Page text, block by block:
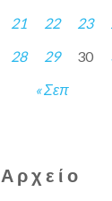
« Σεπ
21
22 23
28
29 30
Αρχείο